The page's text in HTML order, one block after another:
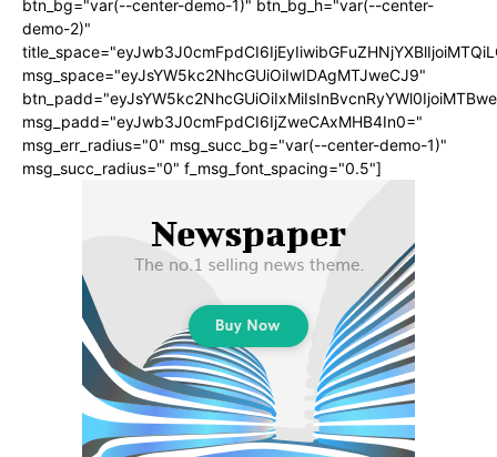
btn_bg="var(--center-demo-1)" btn_bg_h="var(--center-
demo-2)"
msg_space="eyJsYW5kc2NhcGUiOiIwIDAgMTJweCJ9"
msg_padd="eyJwb3J0cmFpdCI6IjZweCAxMHB4In0="
msg_err_radius="0" msg_succ_bg="var(--center-demo-1)"
msg_succ_radius="0" f_msg_font_spacing="0.5"]